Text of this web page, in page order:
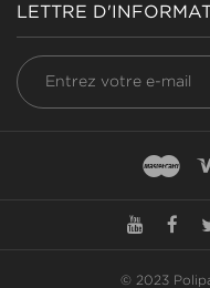
LETTRE
© 2023